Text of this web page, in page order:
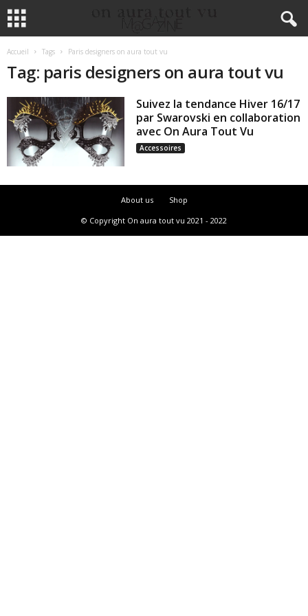
Accueil Tags Paris designers on aura tout vu
Tag: paris designers on aura tout vu
Suivez la tendance Hiver 16/17
par Swarovski en collaboration
avec On Aura Tout Vu
Accessoires
About us
Shop
© Copyright On aura tout vu 2021 - 2022